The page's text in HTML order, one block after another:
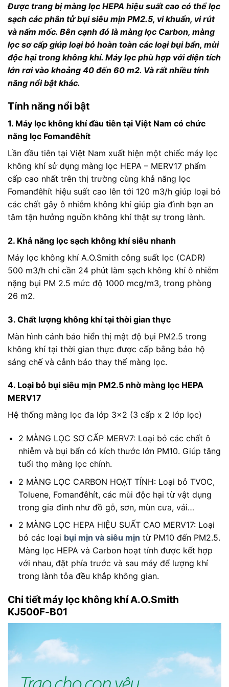
Được trang bị màng lọc HEPA hiệu suất cao có thể lọc
sạch các phân tử bụi siêu mịn PM2.5, vi khuẩn, vi rút
và nấm mốc. Bên cạnh đó là màng lọc Carbon, màng
lọc sơ cấp giúp loại bỏ hoàn toàn các loại bụi bẩn, mùi
độc hại trong không khí. Máy lọc phù hợp với diện tích
lớn rơi vào khoảng 40 đến 60 m2. Và rất nhiều tính
năng nổi bật khác.
Tính năng nổi bật
1. Máy lọc không khí đầu tiên tại Việt Nam có chức
năng lọc Fomanđêhít
Lần đầu tiên tại Việt Nam xuất hiện một chiếc máy lọc
không khí sử dụng màng lọc HEPA – MERV17 phẩm
cấp cao nhất trên thị trường cùng khả năng lọc
Fomanđêhít hiệu suất cao lên tới 120 m3/h giúp loại bỏ
các chất gây ô nhiễm không khí giúp gia đình bạn an
tâm tận hưởng nguồn không khí thật sự trong lành.
2. Khả năng lọc sạch không khí siêu nhanh
Máy lọc không khí A.O.Smith công suất lọc (CADR)
500 m3/h chỉ cần 24 phút làm sạch không khí ô nhiễm
nặng bụi PM 2.5 mức độ 1000 mcg/m3, trong phòng
26 m2.
3. Chất lượng không khí tại thời gian thực
Màn hình cảnh báo hiển thị mật độ bụi PM2.5 trong
không khí tại thời gian thực được cấp bằng bảo hộ
sáng chế và cảnh báo thay thế màng lọc.
4. Loại bỏ bụi siêu mịn PM2.5 nhờ màng lọc HEPA
MERV17
Hệ thống màng lọc đa lớp 3×2 (3 cấp x 2 lớp lọc)
2 MÀNG LỌC SƠ CẤP MERV7: Loại bỏ các chất ô
nhiễm và bụi bẩn có kích thước lớn PM10. Giúp tăng
tuổi thọ màng lọc chính.
2 MÀNG LỌC CARBON HOẠT TÍNH: Loại bỏ TVOC,
Toluene, Fomanđêhít, các mùi độc hại từ vật dụng
trong gia đình như đồ gỗ, sơn, mùn cưa, vải…
2 MÀNG LỌC HEPA HIỆU SUẤT CAO MERV17: Loại
bỏ các loại bụi mịn và siêu mịn từ PM10 đến PM2.5.
Màng lọc HEPA và Carbon hoạt tính được kết hợp
với nhau, đặt phía trước và sau máy để lượng khí
trong lành tỏa đều khắp không gian.
Chi tiết máy lọc không khí A.O.Smith
KJ500F-B01